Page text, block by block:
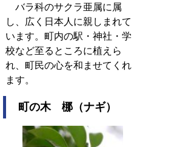
バラ科のサクラ亜属に属
し、広く日本人に親しまれて
います。町内の駅・神社・学
校など至るところに植えら
れ、町民の心を和ませてくれ
ます。
町の木 梛（ナギ）